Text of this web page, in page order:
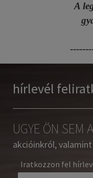
A
hírlevél
UGYE ÖN SEM
akcióinkról,
Iratkozzon fel